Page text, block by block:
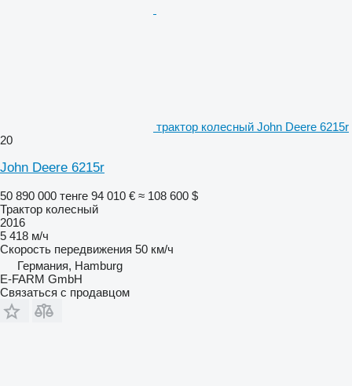
трактор колесный John Deere 6215r
20
John Deere 6215r
50 890 000 тенге 94 010 € ≈ 108 600 $
Трактор колесный
2016
5 418 м/ч
Скорость передвижения 50 км/ч
Германия, Hamburg
E-FARM GmbH
Связаться с продавцом